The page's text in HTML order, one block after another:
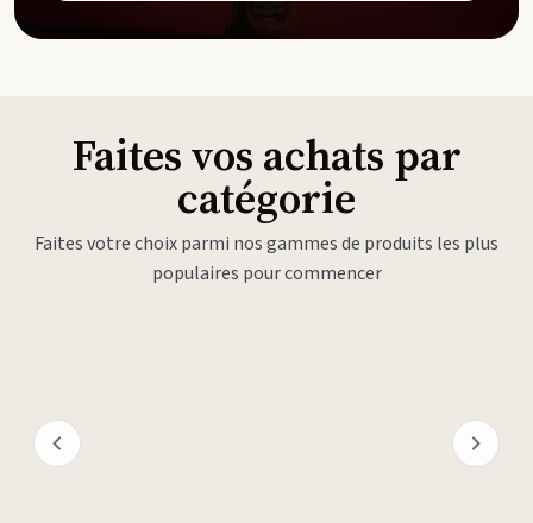
Faites vos achats par
catégorie
Faites votre choix parmi nos gammes de produits les plus
populaires pour commencer